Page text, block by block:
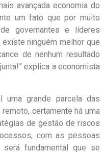
avançada economia do
um fato que por muito
governantes e líderes
ninguém melhor que
de nenhum resultado
explica a economista
uma grande parcela das
certamente há uma
de gestão de riscos
com as pessoas
fundamental que se